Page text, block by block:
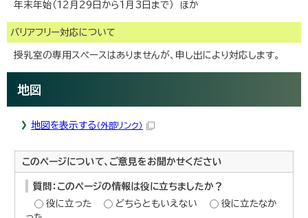
年末年始（12月29日から1月3日まで） ほか
バリアフリー対応について
授乳室の専用スペースはありませんが、申し出により対応します。
地図
地図を表示する （外部リンク）
このページについて、ご意見をお聞かせください
質問：このページの情報は役に立ちましたか？
役に立った
どちらともいえない
役に立たなか